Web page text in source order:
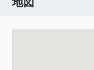
地図